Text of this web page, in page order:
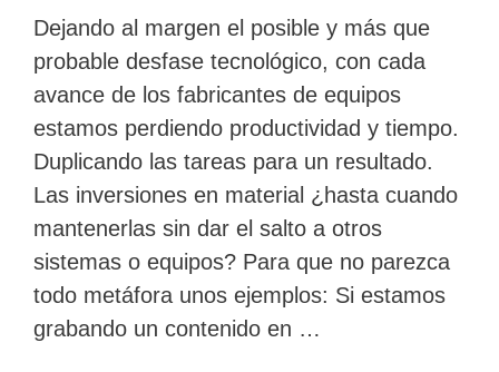
Dejando al margen el posible y más que
probable desfase tecnológico, con cada
avance de los fabricantes de equipos
estamos perdiendo productividad y tiempo.
Duplicando las tareas para un resultado.
Las inversiones en material ¿hasta cuando
mantenerlas sin dar el salto a otros
sistemas o equipos? Para que no parezca
todo metáfora unos ejemplos: Si estamos
grabando un contenido en …